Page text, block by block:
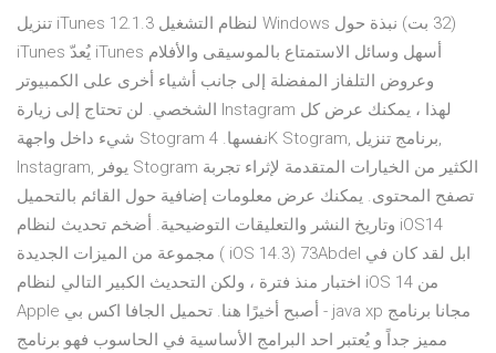
تنزيل iTunes 12.1.3 لنظام التشغيل Windows ‏(32 بت) نبذة حول
iTunes يُعدّ iTunes أسهل وسائل الاستمتاع بالموسيقى والأفلام
وعروض التلفاز المفضلة إلى جانب أشياء أخرى على الكمبيوتر
الشخصي. لن تحتاج إلى زيارة Instagram لهذا ، يمكنك عرض كل
شيء داخل واجهة Stogram نفسها. 4K Stogram, برنامج تنزيل,
Instagram, يوفر Stogram الكثير من الخيارات المتقدمة لإثراء تجربة
تصفح المحتوى. يمكنك عرض معلومات إضافية حول القائم بالتحميل
وتاريخ النشر والتعليقات التوضيحية. أضخم تحديث لنظام iOS14
مجموعة من الميزات الجديدة ( iOS 14.3) 73Abdel ابل لقد كان في
اختبار منذ فترة ، ولكن التحديث الكبير التالي لنظام iOS 14 من
Apple أصبح أخيرًا هنا. تحميل الجافا اكس بي - java xp مجانا برنامج
مميز جداً و يُعتبر احد البرامج الأساسية في الحاسوب فهو برنامج